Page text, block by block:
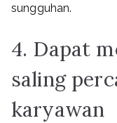
sungguhan.
4. Dapat
saling
karyawan